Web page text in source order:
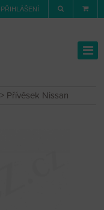
PŘIHLÁŠENÍ
> Přívěsek Nissan